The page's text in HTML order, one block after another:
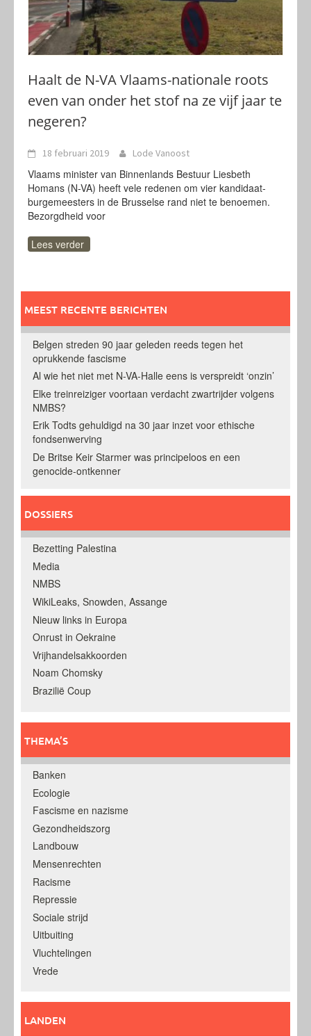
Haalt de N-VA Vlaams-nationale roots
even van onder het stof na ze vijf jaar te
negeren?
18 februari 2019 Lode Vanoost
Vlaams minister van Binnenlands Bestuur Liesbeth
Homans (N-VA) heeft vele redenen om vier kandidaat-
burgemeesters in de Brusselse rand niet te benoemen.
Bezorgdheid voor
Lees verder
MEEST RECENTE BERICHTEN
Belgen streden 90 jaar geleden reeds tegen het
oprukkende fascisme
Al wie het niet met N-VA-Halle eens is verspreidt ‘onzin’
Elke treinreiziger voortaan verdacht zwartrijder volgens
NMBS?
Erik Todts gehuldigd na 30 jaar inzet voor ethische
fondsenwerving
De Britse Keir Starmer was principeloos en een
genocide-ontkenner
DOSSIERS
Bezetting Palestina
Media
NMBS
WikiLeaks, Snowden, Assange
Nieuw links in Europa
Onrust in Oekraine
Vrijhandelsakkoorden
Noam Chomsky
Brazilië Coup
THEMA’S
Banken
Ecologie
Fascisme en nazisme
Gezondheidszorg
Landbouw
Mensenrechten
Racisme
Repressie
Sociale strijd
Uitbuiting
Vluchtelingen
Vrede
LANDEN